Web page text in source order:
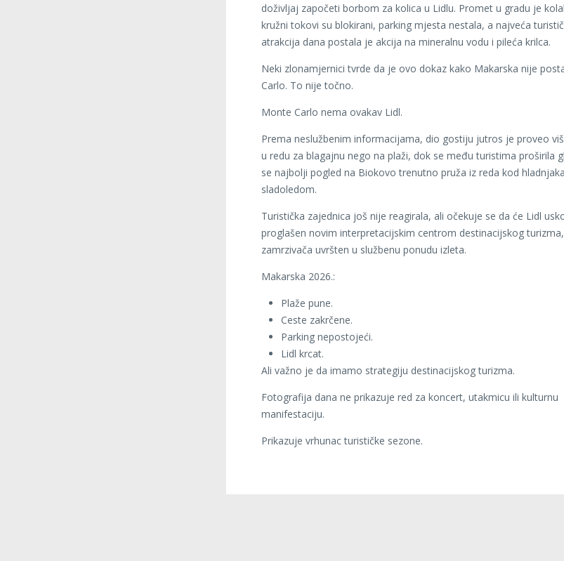
doživljaj započeti borbom za kolica u Lidlu. Promet u gradu je
kružni tokovi su blokirani, parking mjesta nestala, a najveća
atrakcija dana postala je akcija na mineralnu vodu i pileća krilca.
Neki zlonamjernici tvrde da je ovo dokaz kako Makarska nije
Carlo. To nije točno.
Monte Carlo nema ovakav Lidl.
Prema neslužbenim informacijama, dio gostiju jutros je proveo
u redu za blagajnu nego na plaži, dok se među turistima proširila
se najbolji pogled na Biokovo trenutno pruža iz reda kod
sladoledom.
Turistička zajednica još nije reagirala, ali očekuje se da će Lidl
proglašen novim interpretacijskim centrom destinacijskog
zamrzivača uvršten u službenu ponudu izleta.
Makarska 2026.:
Plaže pune.
Ceste zakrčene.
Parking nepostojeći.
Lidl krcat.
Ali važno je da imamo strategiju destinacijskog turizma.
Fotografija dana ne prikazuje red za koncert, utakmicu ili kulturnu
manifestaciju.
Prikazuje vrhunac turističke sezone.